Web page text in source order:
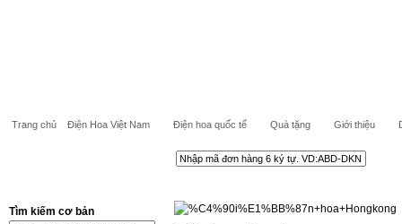
Trang chủ Điện Hoa Việt Nam Điện hoa quốc tế Quà tặng Giới thiệu
Tìm kiếm cơ bản